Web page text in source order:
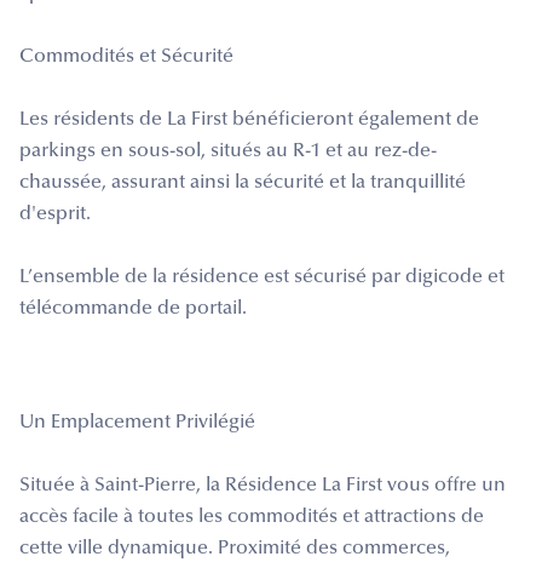
Commodités et Sécurité
Les résidents de La First bénéficieront également de
parkings en sous-sol, situés au R-1 et au rez-de-
chaussée, assurant ainsi la sécurité et la tranquillité
d'esprit.
L’ensemble de la résidence est sécurisé par digicode et
télécommande de portail.
Un Emplacement Privilégié
Située à Saint-Pierre, la Résidence La First vous offre un
accès facile à toutes les commodités et attractions de
cette ville dynamique. Proximité des commerces,